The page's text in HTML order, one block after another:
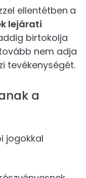
ellentétben a
lejárati
birtokolja
nem adja
tevékenységét.
a
jogokkal